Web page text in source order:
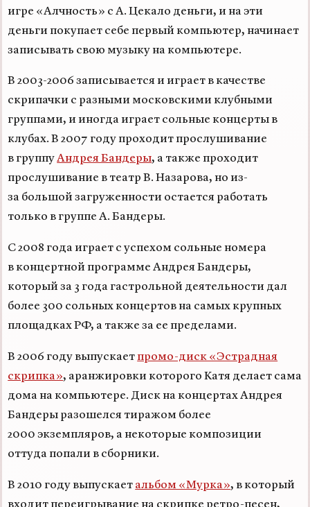
игре «Алчность» с А. Цекало деньги, и на эти
деньги покупает себе первый компьютер, начинает
записывать свою музыку на компьютере.
В2003-2006 записывается и играет в качестве
скрипачки с разными московскими клубными
группами, и иногда играет сольные концерты в
клубах. В 2007 году проходит прослушивание
в группуАндрея Бандеры, а также проходит
прослушивание в театр В. Назарова, но из-
за большой загруженности остается работать
только в группе А. Бандеры.
С 2008 года играет с успехом сольные номера
в концертной программе Андрея Бандеры,
который за 3 года гастрольной деятельности дал
более 300 сольных концертов на самых крупных
площадках РФ, а также за ее пределами.
В 2006 году выпускает промо-диск «Эстрадная
скрипка», аранжировки которого Катя делает сама
дома на компьютере. Диск на концертах Андрея
Бандеры разошелся тиражом более
2000 экземпляров, а некоторые композиции
оттуда попали в сборники.
В 2010 году выпускает альбом «Мурка», в который
входит переигрывание на скрипке ретро-песен,